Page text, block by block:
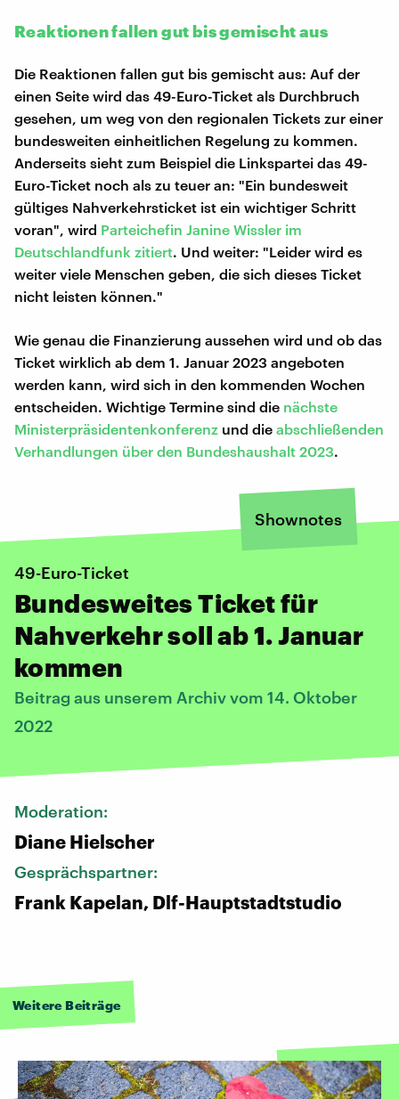
Reaktionen fallen gut bis gemischt aus
Die Reaktionen fallen gut bis gemischt aus: Auf der
einen Seite wird das 49-Euro-Ticket als Durchbruch
gesehen, um weg von den regionalen Tickets zur einer
bundesweiten einheitlichen Regelung zu kommen.
Anderseits sieht zum Beispiel die Linkspartei das 49-
Euro-Ticket noch als zu teuer an: "Ein bundesweit
gültiges Nahverkehrsticket ist ein wichtiger Schritt
voran", wird Parteichefin Janine Wissler im
Deutschlandfunk zitiert. Und weiter: "Leider wird es
weiter viele Menschen geben, die sich dieses Ticket
nicht leisten können."
Wie genau die Finanzierung aussehen wird und ob das
Ticket wirklich ab dem 1. Januar 2023 angeboten
werden kann, wird sich in den kommenden Wochen
entscheiden. Wichtige Termine sind die nächste
Ministerpräsidentenkonferenz und die abschließenden
Verhandlungen über den Bundeshaushalt 2023.
Shownotes
49-Euro-Ticket
Bundesweites Ticket für
Nahverkehr soll ab 1. Januar
kommen
Beitrag aus unserem Archiv vom 14. Oktober
2022
Moderation:
Diane Hielscher
Gesprächspartner:
Frank Kapelan, Dlf-Hauptstadtstudio
Weitere Beiträge